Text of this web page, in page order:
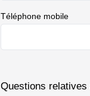
Téléphone mobile
Questions